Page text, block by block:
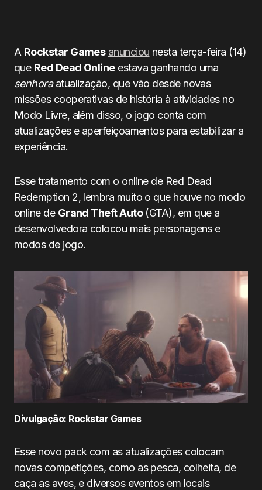
A Rockstar Games anunciou nesta terça-feira (14)
que Red Dead Onlineestava ganhando uma
senhoraatualização, que vão desde novas
missões cooperativas de história à atividades no
Modo Livre, além disso, o jogo conta com
atualizações e aperfeiçoamentos para estabilizar a
experiência.
Esse tratamento com o online de Red Dead
Redemption 2, lembra muito o que houve no modo
online de Grand Theft Auto(GTA), em que a
desenvolvedora colocou mais personagens e
modos de jogo.
Divulgação: Rockstar Games
Esse novo pack com as atualizações colocam
novas competições, como as pesca, colheita, de
caça as aves, e diversos eventos em locais